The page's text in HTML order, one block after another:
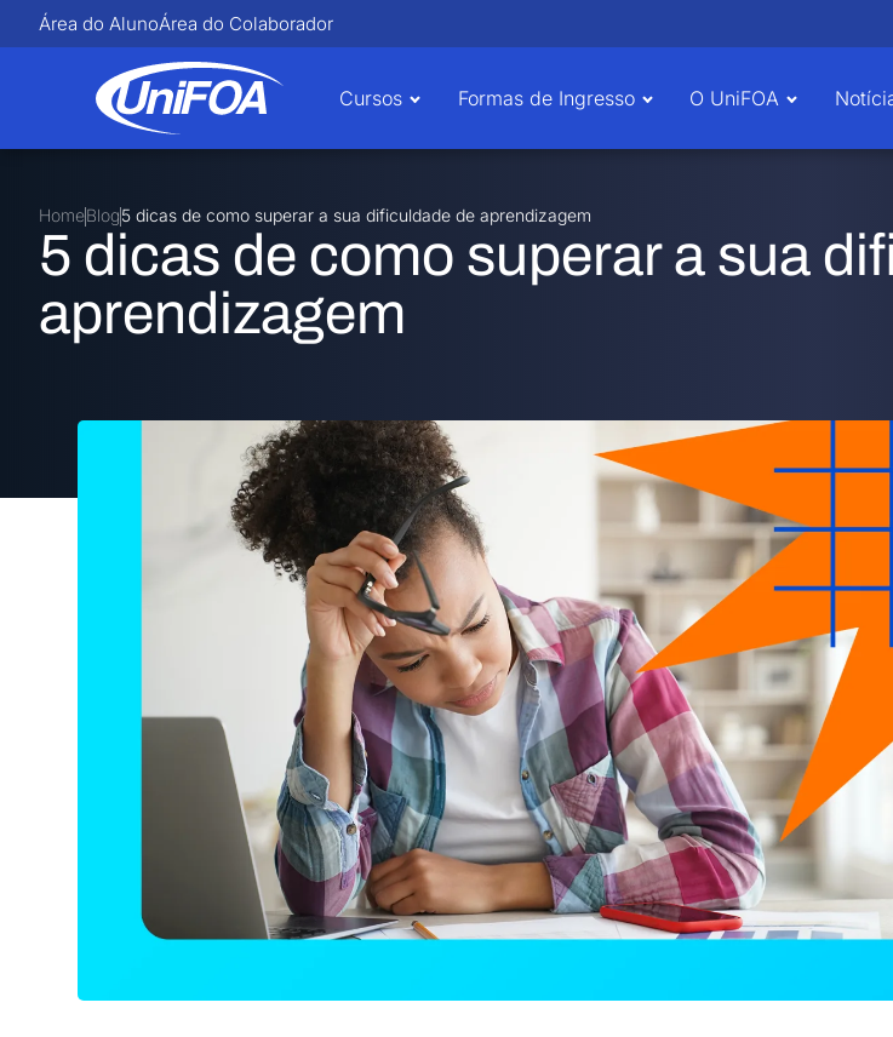
Área do AlunoÁrea do Colaborador
Cursos Formas de Ingresso O UniFOA
HomeBlog5 dicas de como superar a sua dificuldade de aprendizagem
5 dicas de como superar a sua
aprendizagem